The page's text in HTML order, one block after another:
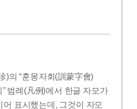
)의 “훈몽자회(訓蒙字會)
범례(凡例)에서 한글 자모가
표시했는데, 그것이 자모